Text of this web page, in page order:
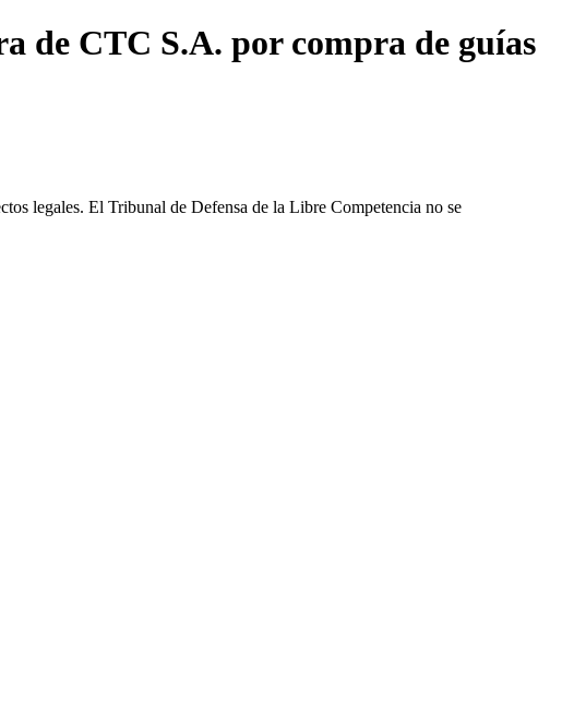
de CTC S.A. por compra de guías
legales. El Tribunal de Defensa de la Libre Competencia no se